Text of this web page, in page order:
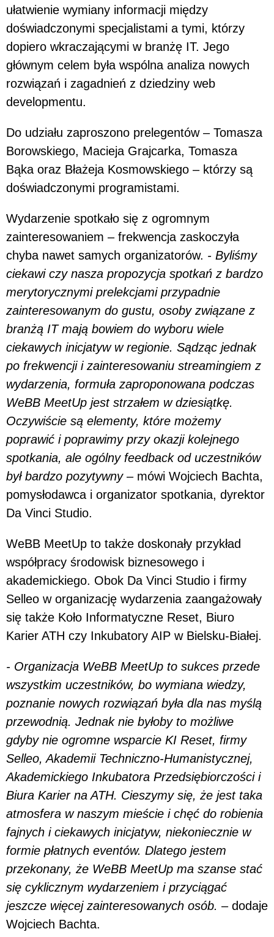
ułatwienie wymiany informacji między
doświadczonymi specjalistami a tymi, którzy
dopiero wkraczającymi w branżę IT. Jego
głównym celem była wspólna analiza nowych
rozwiązań i zagadnień z dziedziny web
developmentu.
Do udziału zaproszono prelegentów – Tomasza
Borowskiego, Macieja Grajcarka, Tomasza
Bąka oraz Błażeja Kosmowskiego – którzy są
doświadczonymi programistami.
Wydarzenie spotkało się z ogromnym
zainteresowaniem – frekwencja zaskoczyła
chyba nawet samych organizatorów. - Byliśmy
ciekawi czy nasza propozycja spotkań z bardzo
merytorycznymi prelekcjami przypadnie
zainteresowanym do gustu, osoby związane z
branżą IT mają bowiem do wyboru wiele
ciekawych inicjatyw w regionie. Sądząc jednak
po frekwencji i zainteresowaniu streamingiem z
wydarzenia, formuła zaproponowana podczas
WeBB MeetUp jest strzałem w dziesiątkę.
Oczywiście są elementy, które możemy
poprawić i poprawimy przy okazji kolejnego
spotkania, ale ogólny feedback od uczestników
był bardzo pozytywny– mówi Wojciech Bachta,
pomysłodawca i organizator spotkania, dyrektor
Da Vinci Studio.
WeBB MeetUp to także doskonały przykład
współpracy środowisk biznesowego i
akademickiego. Obok Da Vinci Studio i firmy
Selleo w organizację wydarzenia zaangażowały
się także Koło Informatyczne Reset, Biuro
Karier ATH czy Inkubatory AIP w Bielsku-Białej.
- Organizacja WeBB MeetUp to sukces przede
wszystkim uczestników, bo wymiana wiedzy,
poznanie nowych rozwiązań była dla nas myślą
przewodnią. Jednak nie byłoby to możliwe
gdyby nie ogromne wsparcie KI Reset, firmy
Selleo, Akademii Techniczno-Humanistycznej,
Akademickiego Inkubatora Przedsiębiorczości i
Biura Karier na ATH. Cieszymy się, że jest taka
atmosfera w naszym mieście i chęć do robienia
fajnych i ciekawych inicjatyw, niekoniecznie w
formie płatnych eventów. Dlatego jestem
przekonany, że WeBB MeetUp ma szanse stać
się cyklicznym wydarzeniem i przyciągać
jeszcze więcej zainteresowanych osób. – dodaje
Wojciech Bachta.